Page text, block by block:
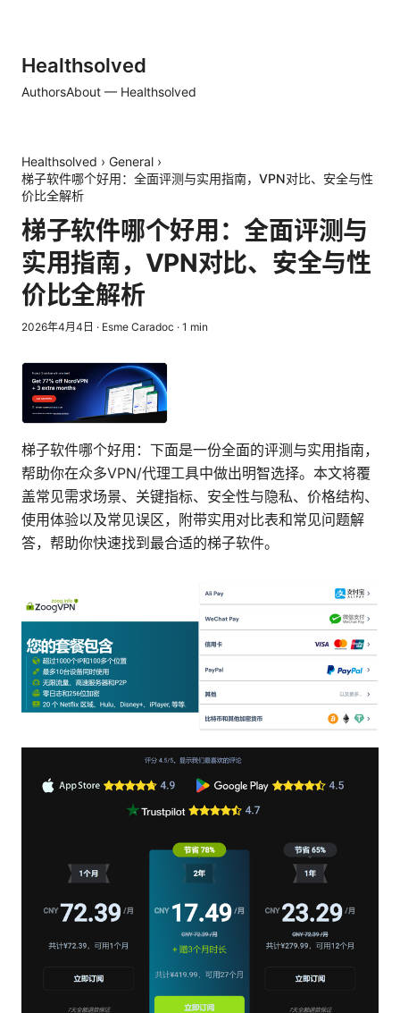
Healthsolved
AuthorsAbout — Healthsolved
Healthsolved › General ›
梯子软件哪个好用：全面评测与实用指南，VPN对比、安全与性
价比全解析
梯子软件哪个好用：全面评测与
实用指南，VPN对比、安全与性
价比全解析
2026年4月4日 · Esme Caradoc · 1 min
梯子软件哪个好用：下面是一份全面的评测与实用指南，
帮助你在众多VPN/代理工具中做出明智选择。本文将覆
盖常见需求场景、关键指标、安全性与隐私、价格结构、
使用体验以及常见误区，附带实用对比表和常见问题解
答，帮助你快速找到最合适的梯子软件。